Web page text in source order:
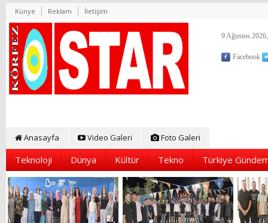
Künye Reklam İletişim
9 Ağustos
Facebook
Anasayfa Video Galeri Foto Galeri
Teknoloji Dünya Kültür Tekno Türkiye